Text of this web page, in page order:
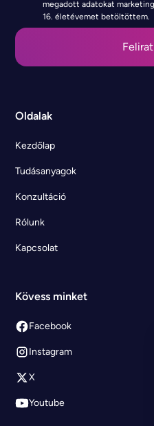
megadott adatokat
16. életévemet betöltöttem.
Oldalak
Kezdőlap
Tudásanyagok
Konzultáció
Rólunk
Kapcsolat
Kövess minket
Facebook
Instagram
X
Youtube